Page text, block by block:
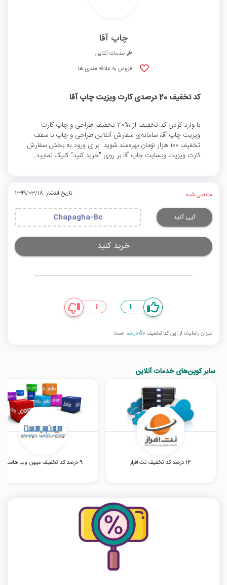
چاپ آقا
خدمات آنلاین
افزودن به علاقه مندی ها
کد تخفیف 20 درصدی کارت ویزیت چاپ آقا
با وارد کردن کد تخفیف از %20 تخفیف طراحی و چاپ کارت
ویزیت چاپ آقا، سامانه‌ی سفارش آنلاین طراحی و چاپ با سقف
تخفیف 100 هزار تومان بهره‌مند شوید. برای ورود به بخش سفارش
کارت ویزیت وبسایت چاپ آقا بر روی "خرید کنید" کلیک نمایید.
منقضی شده تاریخ انتشار: 1399/03/18
کپی کنید Chapagha-Bc
خرید کنید
1
1
میزان رضایت از این کد تخفیف 50 درصد است
سایر کوپن‌های خدمات آنلاین
12 درصد کد تخفیف نت افراز 9 درصد کد تخفیف میهن وب هاست